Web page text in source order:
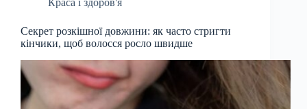
Краса і здоров'я
Секрет розкішної довжини: як часто стригти
кінчики, щоб волосся росло швидше